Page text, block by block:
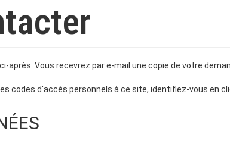
après. Vous recevrez par e-mail une copie de votre
codes d'accès personnels à ce site, identifiez-vous en